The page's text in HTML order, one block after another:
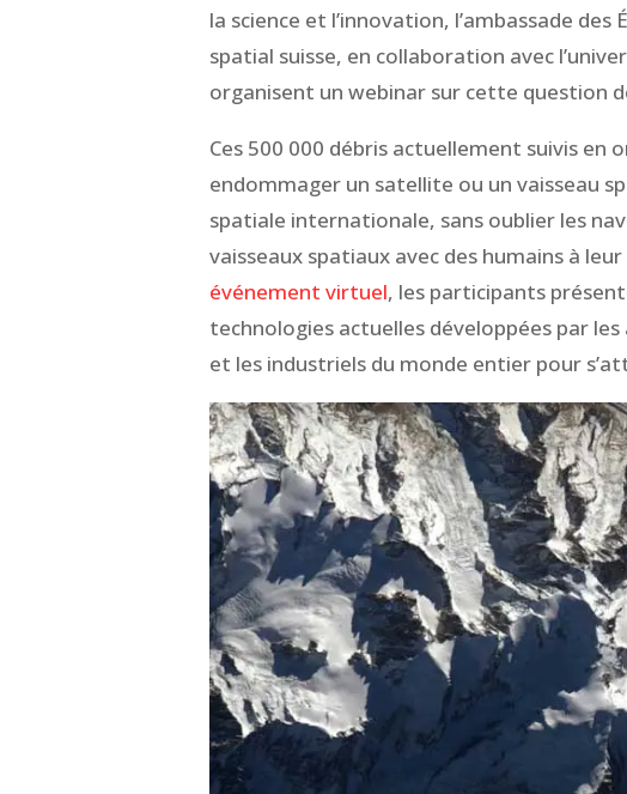
la science et l’innovation, l’ambassade
spatial suisse, en collaboration avec
organisent un webinar sur cette question
Ces 500 000 débris actuellement suivis
endommager un satellite ou un vaisseau
spatiale internationale, sans oublier les
vaisseaux spatiaux avec des humains à
événement virtuel, les participants
technologies actuelles développées par
et les industriels du monde entier pour